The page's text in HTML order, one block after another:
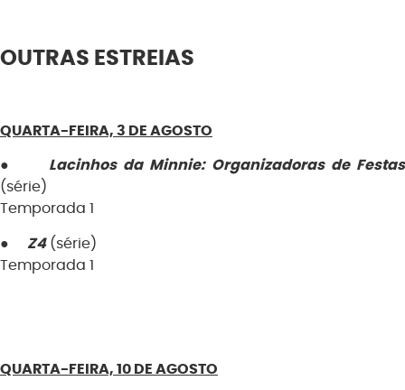
OUTRAS ESTREIAS
QUARTA-FEIRA, 3 DE AGOSTO
● Lacinhos da Minnie: Organizadoras de Festas
(série)
Temporada 1
● Z4(série)
Temporada 1
QUARTA-FEIRA, 10 DE AGOSTO